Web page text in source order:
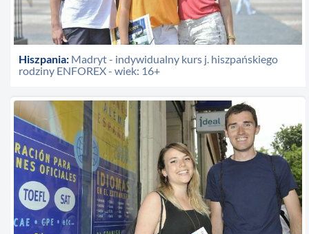
Hiszpania: Madryt - indywidualny kurs j. hiszpańskiego
rodziny ENFOREX - wiek: 16+